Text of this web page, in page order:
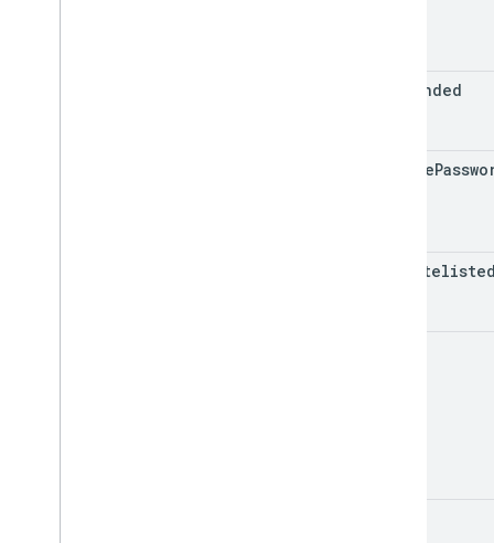
suspended
change
Whitelisted